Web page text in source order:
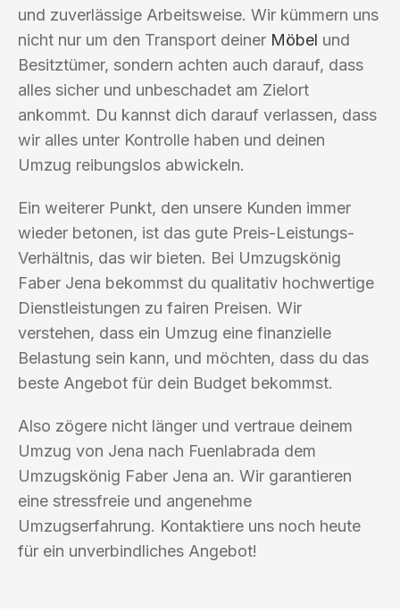
und zuverlässige Arbeitsweise. Wir kümmern uns
nicht nur um den Transport deiner Möbel und
Besitztümer, sondern achten auch darauf, dass
alles sicher und unbeschadet am Zielort
ankommt. Du kannst dich darauf verlassen, dass
wir alles unter Kontrolle haben und deinen
Umzug reibungslos abwickeln.
Ein weiterer Punkt, den unsere Kunden immer
wieder betonen, ist das gute Preis-Leistungs-
Verhältnis, das wir bieten. Bei Umzugskönig
Faber Jena bekommst du qualitativ hochwertige
Dienstleistungen zu fairen Preisen. Wir
verstehen, dass ein Umzug eine finanzielle
Belastung sein kann, und möchten, dass du das
beste Angebot für dein Budget bekommst.
Also zögere nicht länger und vertraue deinem
Umzug von Jena nach Fuenlabrada dem
Umzugskönig Faber Jena an. Wir garantieren
eine stressfreie und angenehme
Umzugserfahrung. Kontaktiere uns noch heute
für ein unverbindliches Angebot!